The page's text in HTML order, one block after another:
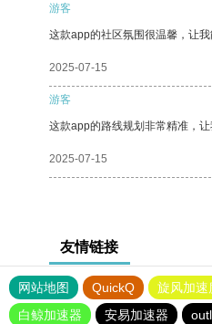
游客
这款app的社区氛围很温馨，让我
2025-07-15
游客
这款app的路线规划非常精准，让
2025-07-15
友情链接
网站地图 QuickQ 旋风加速
白鲸加速器
安易加速器